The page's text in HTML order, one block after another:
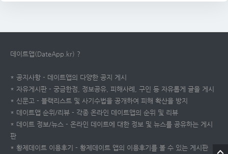
데이트앱(DateApp.kr) ?
* 공지사항 - 데이트앱의 다양한 공지 게시
* 자유게시판 - 궁금한점, 정보공유, 피해사례, 구인 등 자유롭게 글을 게시
* 신문고 - 블랙리스트 및 사기수법을 공개하여 피해 확산을 방지
* 데이트앱 순위/리뷰 - 각종 온라인 데이트앱의 순위 및 리뷰
* 데이트 정보/뉴스 - 온라인 데이트에 대한 정보 및 뉴스를 공유하는 게시
판
* 황제데이트 이용후기 - 황제데이트 앱의 이용후기를 볼 수 있는 게시판